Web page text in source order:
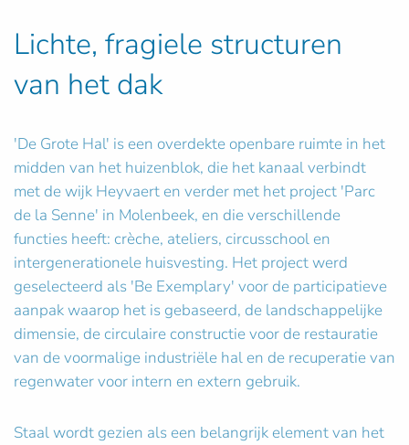
Lichte, fragiele structuren
van het dak
'De Grote Hal' is een overdekte openbare ruimte in het
midden van het huizenblok, die het kanaal verbindt
met de wijk Heyvaert en verder met het project 'Parc
de la Senne' in Molenbeek, en die verschillende
functies heeft: crèche, ateliers, circusschool en
intergenerationele huisvesting. Het project werd
geselecteerd als 'Be Exemplary' voor de participatieve
aanpak waarop het is gebaseerd, de landschappelijke
dimensie, de circulaire constructie voor de restauratie
van de voormalige industriële hal en de recuperatie van
regenwater voor intern en extern gebruik.
Staal wordt gezien als een belangrijk element van het